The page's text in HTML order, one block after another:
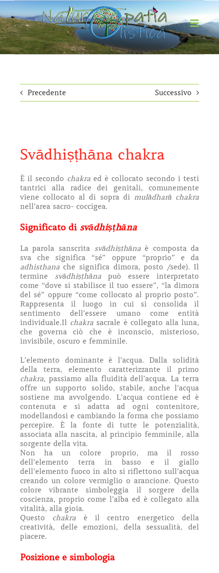
al
contenuto
HOME
PERCORSI DEL SÉ
CONTATTI
Precedente Successivo
Svādhiṣṭhāna chakra
È il secondo chakra ed è collocato secondo i testi
tantrici alla radice dei genitali, comunemente
viene collocato al di sopra di mulādharā chakra
nell’area sacro- coccigea.
Significato di svādhiṣṭhāna
La parola sanscrita svādhiṣṭhānaè composta da
sva che significa “sé” oppure “proprio” e da
adhisthanache significa dimora, posto /sede). Il
termine svādhiṣṭhānapuò essere interpretato
come “dove si stabilisce il tuo essere”, “la dimora
del sé” oppure “come collocato al proprio posto”.
Rappresenta il luogo in cui si consolida il
sentimento dell’essere umano come entità
individuale.Il chakra sacrale è collegato alla luna,
che governa ciò che è inconscio, misterioso,
invisibile, oscuro e femminile.
L’elemento dominante è l’acqua. Dalla solidità
della terra, elemento caratterizzante il primo
chakra, passiamo alla fluidità dell’acqua. La terra
offre un supporto solido, stabile, anche l’acqua
sostiene ma avvolgendo. L’acqua contiene ed è
contenuta e si adatta ad ogni contenitore,
modellandosi e cambiando la forma che possiamo
percepire. È la fonte di tutte le potenzialità,
associata alla nascita, al principio femminile, alla
sorgente della vita.
Non ha un colore proprio, ma il rosso
dell’elemento terra in basso e il giallo
dell’elemento fuoco in alto si riflettono sull’acqua
creando un colore vermiglio o arancione. Questo
colore vibrante simboleggia il sorgere della
coscienza, proprio come l’alba ed è collegato alla
vitalità, alla gioia.
Questo chakra è il centro energetico della
creatività, delle emozioni, della sessualità, del
piacere.
Posizione e simbologia